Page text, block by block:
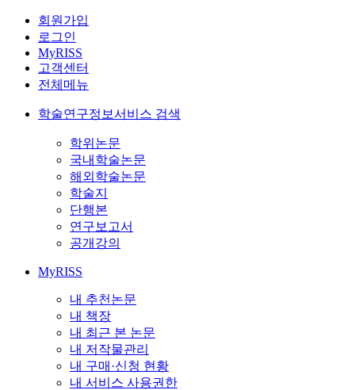
회원가입
로그인
MyRISS
고객센터
전체메뉴
학술연구정보서비스 검색
학위논문
국내학술논문
해외학술논문
학술지
단행본
연구보고서
공개강의
MyRISS
내 추천논문
내 책장
내 최근 본 논문
내 저작물관리
내 구매·신청 현황
내 서비스 사용권한